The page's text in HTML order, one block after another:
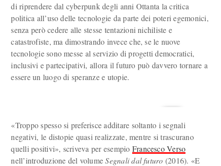
di riprendere dal cyberpunk degli anni Ottanta la critica
politica all’uso delle tecnologie da parte dei poteri egemonici,
senza però cedere alle stesse tentazioni nichiliste e
catastrofiste, ma dimostrando invece che, se le nuove
tecnologie sono messe al servizio di progetti democratici,
inclusivi e partecipativi, allora il futuro può davvero tornare a
essere un luogo di speranze e utopie.
«Troppo spesso si preferisce additare soltanto i segnali
negativi, le distopie quasi realizzate, mentre si trascurano
quelli positivi», scriveva per esempio Francesco Verso
nell’introduzione del volumeSegnali dal futuro (2016). «E